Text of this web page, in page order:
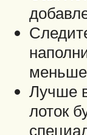
Лучше
лоток